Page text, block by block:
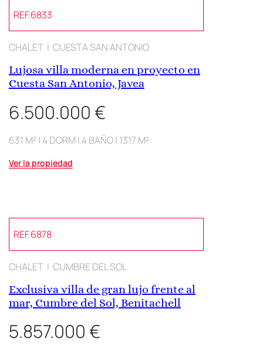
REF.6833
CHALET | CUESTA SAN ANTONIO
Lujosa villa moderna en proyecto en
Cuesta San Antonio, Javea
6.500.000 €
631 M² | 4 DORM | 4 BAÑO | 1317 M²
Ver la propiedad
REF.6878
CHALET | CUMBRE DEL SOL
Exclusiva villa de gran lujo frente al
mar, Cumbre del Sol, Benitachell
5.857.000 €